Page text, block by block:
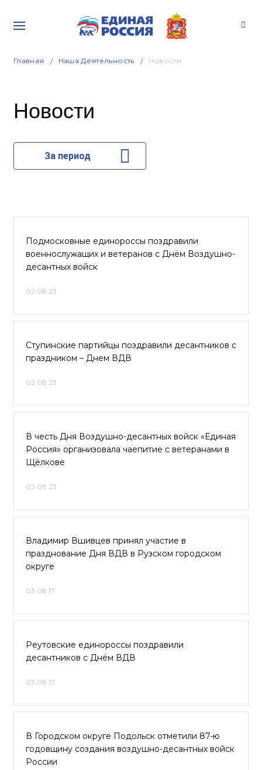
Главная Наша Деятельность Новости
Новости
За период
Подмосковные единороссы поздравили
военнослужащих и ветеранов с Днём Воздушно-
десантных войск
02.08.23
Ступинские партийцы поздравили десантников с
праздником – Днем ВДВ
02.08.23
В честь Дня Воздушно-десантных войск «Единая
Россия» организовала чаепитие с ветеранами в
Щёлкове
02.08.23
Владимир Вшивцев принял участие в
празднование Дня ВДВ в Рузском городском
округе
03.08.17
Реутовские единороссы поздравили
десантников с Днём ВДВ
03.08.17
В Городском округе Подольск отметили 87-ю
годовщину создания воздушно-десантных войск
России